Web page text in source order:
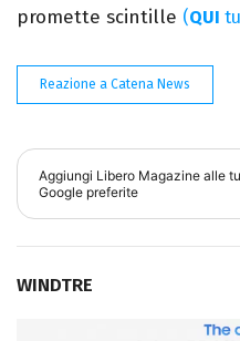
promette scintille (QUI
Reazione a Catena News
Aggiungi Libero Magazine alle
Google preferite
WINDTRE